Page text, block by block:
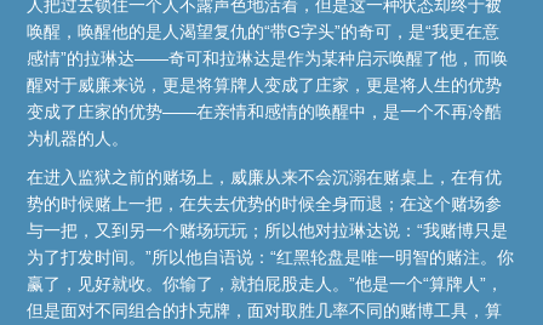
人把过去锁住一个人不露声色地活着，但是这一种状态却终于被
唤醒，唤醒他的是人渴望复仇的“带G字头”的奇可，是“我更在意
感情”的拉琳达——奇可和拉琳达是作为某种启示唤醒了他，而唤
醒对于威廉来说，更是将算牌人变成了庄家，更是将人生的优势
变成了庄家的优势——在亲情和感情的唤醒中，是一个不再冷酷
为机器的人。
在进入监狱之前的赌场上，威廉从来不会沉溺在赌桌上，在有优
势的时候赌上一把，在失去优势的时候全身而退；在这个赌场参
与一把，又到另一个赌场玩玩；所以他对拉琳达说：“我赌博只是
为了打发时间。”所以他自语说：“红黑轮盘是唯一明智的赌注。你
赢了，见好就收。你输了，就拍屁股走人。”他是一个“算牌人”，
但是面对不同组合的扑克牌，面对取胜几率不同的赌博工具，算